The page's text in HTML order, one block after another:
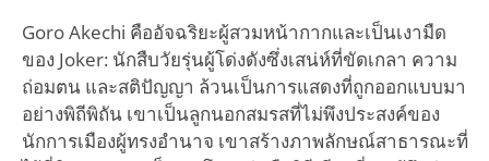
Goro Akechi คืออัจฉริยะผู้สวมหน้ากากและเป็นเงามืด
ของ Joker: นักสืบวัยรุ่นผู้โด่งดังซึ่งเสน่ห์ที่ขัดเกลา ความ
ถ่อมตน และสติปัญญา ล้วนเป็นการแสดงที่ถูกออกแบบมา
อย่างพิถีพิถัน เขาเป็นลูกนอกสมรสที่ไม่พึงประสงค์ของ
นักการเมืองผู้ทรงอำนาจ เขาสร้างภาพลักษณ์สาธารณะที่